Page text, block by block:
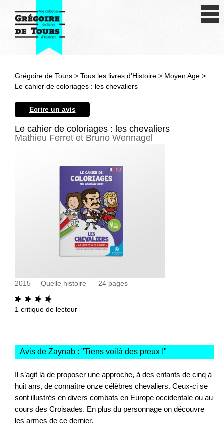
Antiquité
Epoque moderne
XXe siècle
Autres civilisations
Thématiques
Grégoire de Tours > Tous les livres d'Histoire > Moyen Age >
Le cahier de coloriages : les chevaliers
Ecrire un avis
Le cahier de coloriages : les chevaliers
Mathieu Ferret et Bruno Wennagel
2015 Quelle histoire 24 pages
1 critique de lecteur
Avis de Zaynab : "Tiens voilà des preux !"
Il s’agit là de proposer une approche, à des enfants de cinq à
huit ans, de connaître onze célèbres chevaliers. Ceux-ci se
sont illustrés en divers combats en Europe occidentale ou au
cours des Croisades. En plus du personnage on découvre
les armes de ce dernier.